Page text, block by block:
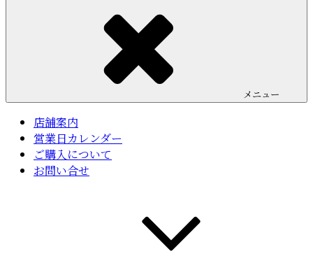
メニュー
店舗案内
営業日カレンダー
ご購入について
お問い合せ